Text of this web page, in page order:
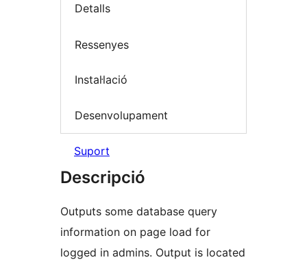
Detalls
Ressenyes
Instal·lació
Desenvolupament
Suport
Descripció
Outputs some database query
information on page load for
logged in admins. Output is located